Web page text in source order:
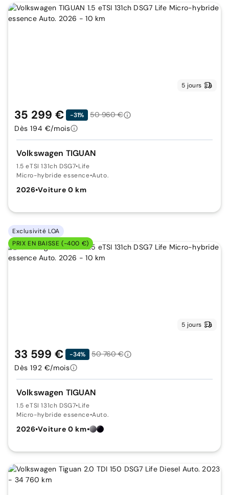
5 jours
Volkswagen TIGUAN
1.5 eTSI 131ch DSG7•Life
Micro-hybride essence•Auto.
2026•Voiture 0 km
35 299 € -31%
50 960 €
Dès 194 €/mois
Exclusivité LOA
PRIX EN BAISSE (-400 €)
5 jours
Volkswagen TIGUAN
1.5 eTSI 131ch DSG7•Life
Micro-hybride essence•Auto.
2026•Voiture 0 km•
33 599 € -34%
50 760 €
Dès 192 €/mois